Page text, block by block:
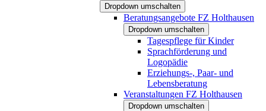
Dropdown umschalten
Beratungsangebote FZ Holthausen
Dropdown umschalten
Tagespflege für Kinder
Sprachförderung und
Logopädie
Erziehungs-, Paar- und
Lebensberatung
Veranstaltungen FZ Holthausen
Dropdown umschalten